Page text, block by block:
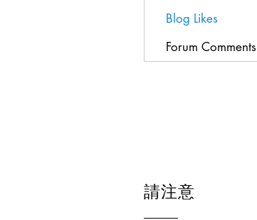
Blog Likes
Forum Comments
請注意